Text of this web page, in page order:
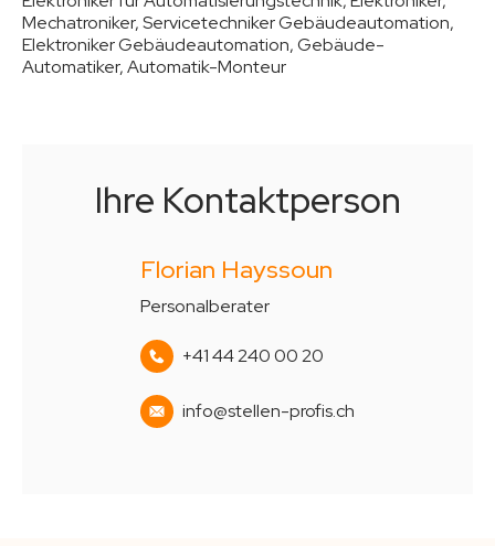
Mechatroniker, Servicetechniker Gebäudeautomation,
Elektroniker Gebäudeautomation, Gebäude-
Automatiker, Automatik-Monteur
Ihre Kontaktperson
Florian Hayssoun
Personalberater
+41 44 240 00 20
info@stellen-profis.ch